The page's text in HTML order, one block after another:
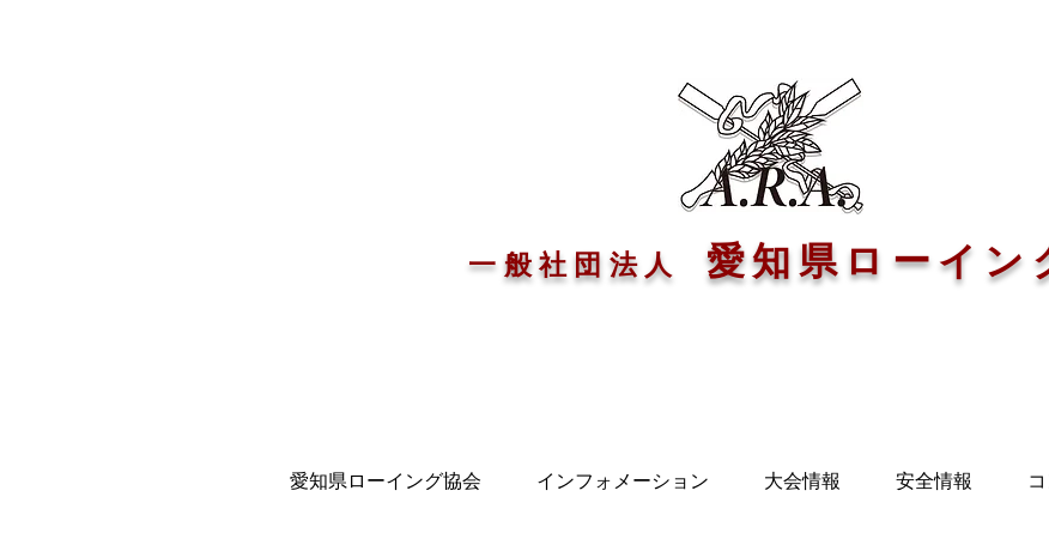
愛知県ローイン
一般社団法人
愛知県ローイング協会 インフォメーション 大会情報 安全情報